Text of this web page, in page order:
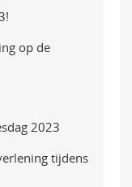
op de
2023
tijdens